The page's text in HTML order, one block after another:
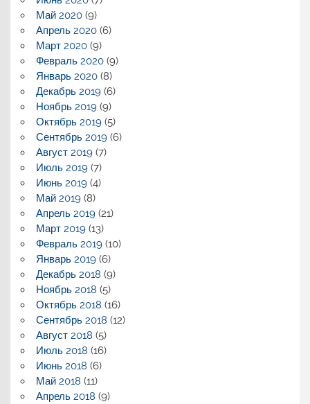
Май 2020(9)
Апрель 2020(6)
Март 2020(9)
Февраль 2020(9)
Январь 2020(8)
Декабрь 2019(6)
Ноябрь 2019(9)
Октябрь 2019(5)
Сентябрь 2019(6)
Август 2019(7)
Июль 2019(7)
Июнь 2019(4)
Май 2019(8)
Апрель 2019(21)
Март 2019(13)
Февраль 2019(10)
Январь 2019(6)
Декабрь 2018 (9)
Ноябрь 2018 (5)
Октябрь 2018 (16)
Сентябрь 2018 (12)
Август 2018 (5)
Июль 2018 (16)
Июнь 2018 (6)
Май 2018 (11)
Апрель 2018 (9)